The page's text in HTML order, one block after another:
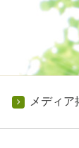
メディア